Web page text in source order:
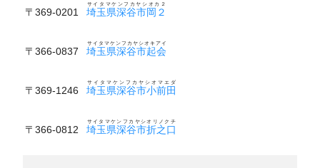
〒369-0201 埼玉県深谷市岡２
サイタマケンフカヤシオカ２
〒366-0837 埼玉県深谷市起会
サイタマケンフカヤシオキアイ
〒369-1246 埼玉県深谷市小前田
サイタマケンフカヤシオマエダ
〒366-0812 埼玉県深谷市折之口
サイタマケンフカヤシオリノクチ